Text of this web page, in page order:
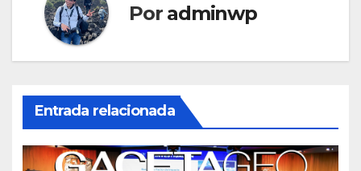
Por adminwp
Entrada relacionada